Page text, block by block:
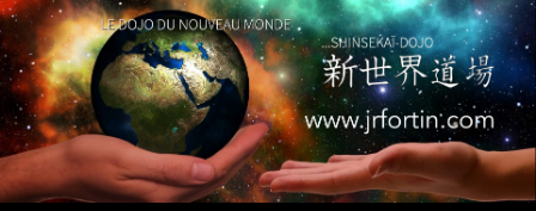
Passer
vers
le
contenu